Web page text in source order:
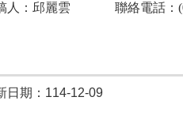
人：邱麗雲 聯絡電話：
日期：114-12-09